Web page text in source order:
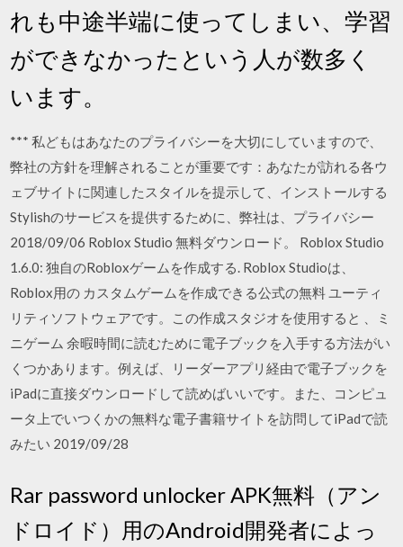
れも中途半端に使ってしまい、学習
ができなかったという人が数多く
います。
*** 私どもはあなたのプライバシーを大切にしていますので、
弊社の方針を理解されることが重要です：あなたが訪れる各ウ
ェブサイトに関連したスタイルを提示して、インストールする
Stylishのサービスを提供するために、弊社は、プライバシー
2018/09/06 Roblox Studio 無料ダウンロード。 Roblox Studio
1.6.0: 独自のRobloxゲームを作成する. Roblox Studioは、
Roblox用の カスタムゲームを作成できる公式の無料 ユーティ
リティソフトウェアです。この作成スタジオを使用すると 、ミ
ニゲーム 余暇時間に読むために電子ブックを入手する方法がい
くつかあります。例えば、リーダーアプリ経由で電子ブックを
iPadに直接ダウンロードして読めばいいです。また、コンピュ
ータ上でいつくかの無料な電子書籍サイトを訪問してiPadで読
みたい 2019/09/28
Rar password unlocker APK無料（アン
ドロイド）用のAndroid開発者によっ